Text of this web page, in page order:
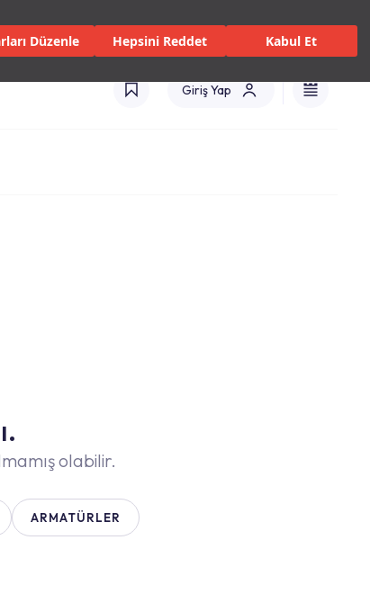
Düzenle Hepsini Reddet Kabul Et
ve HizmetlerMağazalarKataloglar Türkiye(TR)
Giriş Yap
olabilir.
ARMATÜRLER